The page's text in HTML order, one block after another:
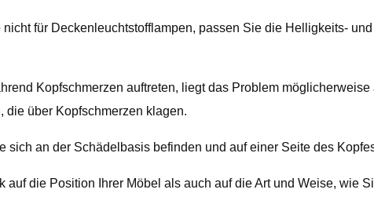
für Deckenleuchtstofflampen, passen Sie die Helligkeits-
Kopfschmerzen auftreten, liegt das Problem
die über Kopfschmerzen klagen.
an der Schädelbasis befinden und auf einer Seite des
die Position Ihrer Möbel als auch auf die Art und Weise, wie